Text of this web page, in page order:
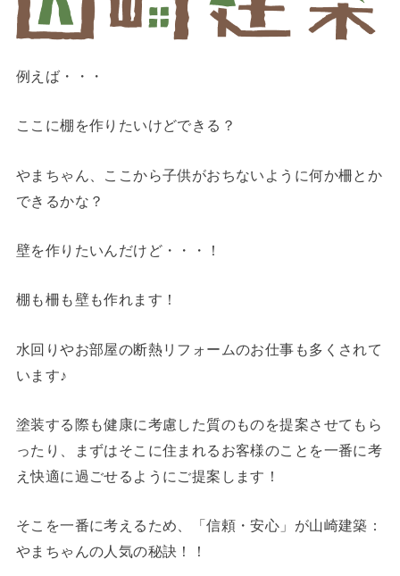
例えば・・・
ここに棚を作りたいけどできる？
やまちゃん、ここから子供がおちないように何か柵とか
できるかな？
壁を作りたいんだけど・・・！
棚も柵も壁も作れます！
水回りやお部屋の断熱リフォームのお仕事も多くされて
います♪
塗装する際も健康に考慮した質のものを提案させてもら
ったり、まずはそこに住まれるお客様のことを一番に考
え快適に過ごせるようにご提案します！
そこを一番に考えるため、「信頼・安心」が山崎建築：
やまちゃんの人気の秘訣！！